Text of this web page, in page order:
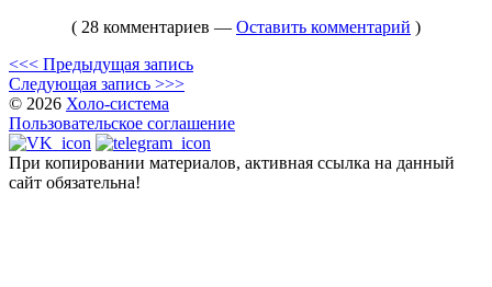
( 28 комментариев — Оставить комментарий )
<<< Предыдущая запись
Следующая запись >>>
© 2026 Холо-система
Пользовательское соглашение
При копировании материалов, активная ссылка на данный
сайт обязательна!